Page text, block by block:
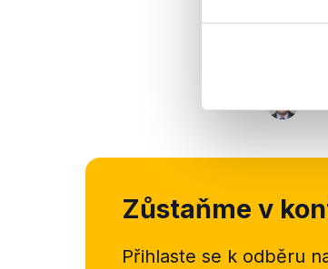
Zůstaňme v
Přihlaste se k odběru